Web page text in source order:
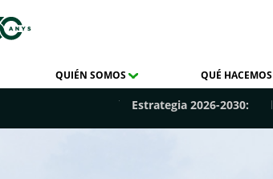
QUIÉN SOMOS QUÉ HACEMOS
Estrategia 2026-2030: